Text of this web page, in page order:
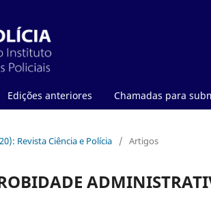
Edições anteriores Chamadas para
Revista Ciência e Polícia / Artigos